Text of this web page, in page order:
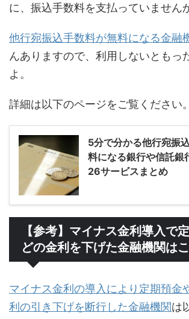
に、振込手数料を支払っていません
他行宛振込手数料が無料になる金融
んありますので、利用しないともっ
よ。
詳細は以下のページをご覧ください。
5分で分かる他行宛振
料になる銀行や信託銀
26サービスまとめ
【参考】マイナス金利導入で
どの金利を下げた金融機関は
マイナス金利の導入により定期預金
利の引き下げを断行した金融機関は